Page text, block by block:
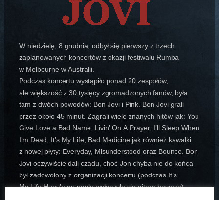
W niedzielę, 8 grudnia, odbył się pierwszy z trzech
zaplanowanych koncertów z okazji festiwalu Rumba
w Melbourne w Australii.
Podczas koncertu wystąpiło ponad 20 zespołów,
ale większość z 30 tysięcy zgromadzonych fanów, była
tam z dwóch powodów: Bon Jovi i Pink. Bon Jovi grali
przez około 45 minut. Zagrali wiele znanych hitów jak: You
Give Love a Bad Name, Livin’ On A Prayer, I’ll Sleep When
I’m Dead, It’s My Life, Bad Medicine jak również kawałki
z nowej płyty: Everyday, Misunderstood oraz Bounce. Bon
Jovi oczywiście dali czadu, choć Jon chyba nie do końca
był zadowolony z organizacji koncertu (podczas It’s
My Life Huey’emu nagle wyłączyła się gitara basowa),